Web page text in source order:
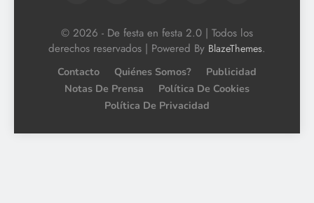
© 2026 - De festa en festa 2.0 | Todos los
derechos reservados | Powered By BlazeThemes.
Contacto Quiénes Somos?
Publicidad
Notas De Prensa
Política De Cookies
Política De Privacidad